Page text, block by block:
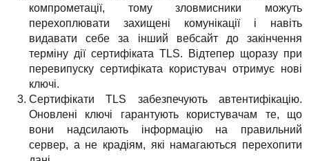
компрометації, тому зловмисники можуть
перехоплювати захищені комунікації і навіть
видавати себе за інший вебсайт до закінчення
терміну дії сертифіката TLS. Відтепер щоразу при
перевипуску сертифіката користувач отримує нові
ключі.
Сертифікати TLS забезпечують автентифікацію.
Оновлені ключі гарантують користувачам те, що
вони надсилають інформацію на правильний
сервер, а не крадіям, які намагаються перехопити